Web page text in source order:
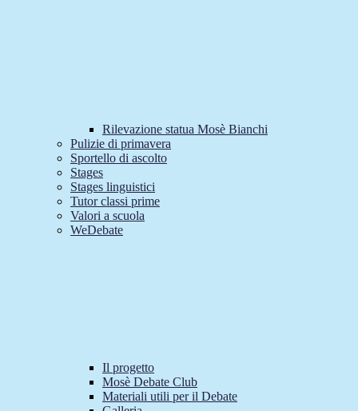
Rilevazione statua Mosè Bianchi
Pulizie di primavera
Sportello di ascolto
Stages
Stages linguistici
Tutor classi prime
Valori a scuola
WeDebate
Il progetto
Mosè Debate Club
Materiali utili per il Debate